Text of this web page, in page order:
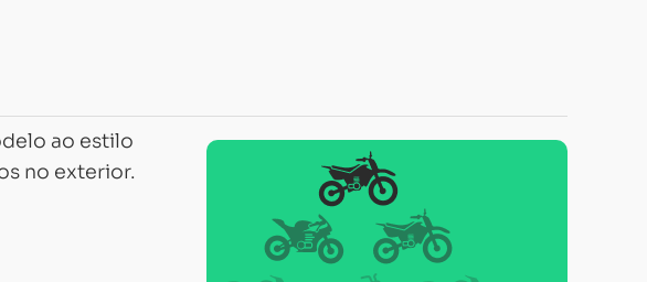
ao estilo
no exterior.